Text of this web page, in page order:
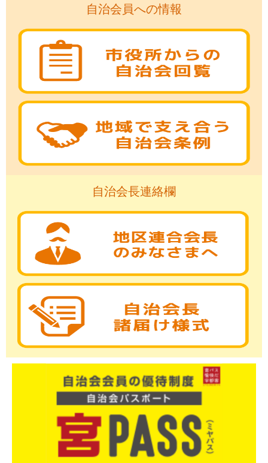
自治会員への情報
自治会長連絡欄